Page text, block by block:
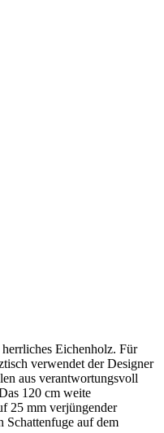
Eichenholz. Für
verwendet der Designer
aus verantwortungsvoll
120 cm weite
25 mm verjüngender
Schattenfuge auf dem